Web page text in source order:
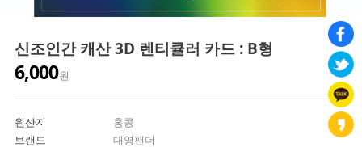
신조인간 캐산 3D 렌티큘러 카드 : B형
6,000원
원산지
홍콩
브랜드
대영팬더